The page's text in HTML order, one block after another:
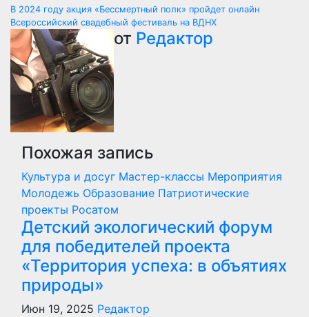
Навигация
по
записям
В 2024 году акция «Бессмертный полк» пройдет онлайн
Всероссийский свадебный фестиваль на ВДНХ
от Редактор
Похожая запись
Культура и досуг Мастер-классы Мероприятия
Молодежь Образование Патриотические
проекты Росатом
Детский экологический форум
для победителей проекта
«Территория успеха: в объятиях
природы»
Июн 19, 2025 Редактор